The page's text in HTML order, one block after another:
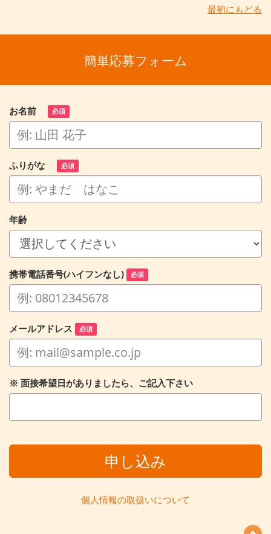
最初にもどる
簡単応募フォーム
お名前 必須
ふりがな 必須
年齢
携帯電話番号(ハイフンなし) 必須
メールアドレス 必須
※ 面接希望日がありましたら、ご記入下さい
申し込み
個人情報の取扱いについて